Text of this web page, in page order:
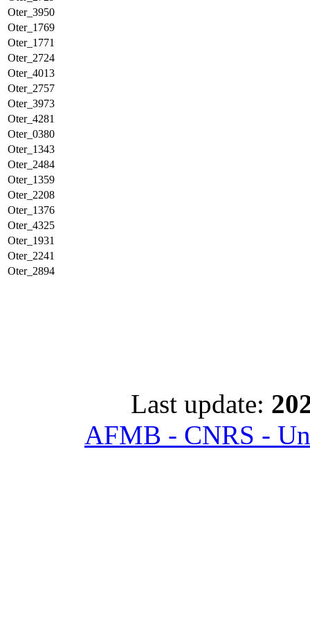
Oter_3950
Oter_1769
Oter_1771
Oter_2724
Oter_4013
Oter_2757
Oter_3973
Oter_4281
Oter_0380
Oter_1343
Oter_2484
Oter_1359
Oter_2208
Oter_1376
Oter_4325
Oter_1931
Oter_2241
Oter_2894
Last update:
AFMB - CNRS -